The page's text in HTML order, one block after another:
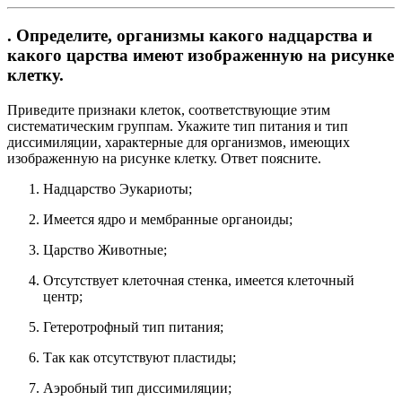
. Определите, организмы какого надцарства и
какого царства имеют изображенную на рисунке
клетку.
Приведите признаки клеток, соответствующие этим
систематическим группам. Укажите тип питания и тип
диссимиляции, характерные для организмов, имеющих
изображенную на рисунке клетку. Ответ поясните.
Надцарство Эукариоты;
Имеется ядро и мембранные органоиды;
Царство Животные;
Отсутствует клеточная стенка, имеется клеточный
центр;
Гетеротрофный тип питания;
Так как отсутствуют пластиды;
Аэробный тип диссимиляции;